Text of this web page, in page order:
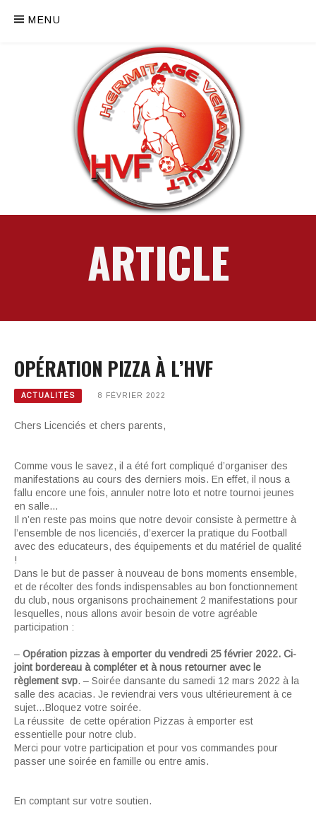
MENU
ARTICLE
OPÉRATION PIZZA À L’HVF
ACTUALITÉS 8 FÉVRIER 2022
Chers Licenciés et chers parents,
Comme vous le savez, il a été fort compliqué d’organiser des
manifestations au cours des derniers mois. En effet, il nous a
fallu encore une fois, annuler notre loto et notre tournoi jeunes
en salle…
Il n’en reste pas moins que notre devoir consiste à permettre à
l’ensemble de nos licenciés, d’exercer la pratique du Football
avec des educateurs, des équipements et du matériel de qualité
!
Dans le but de passer à nouveau de bons moments ensemble,
et de récolter des fonds indispensables au bon fonctionnement
du club, nous organisons prochainement 2 manifestations pour
lesquelles, nous allons avoir besoin de votre agréable
participation :
– Opération pizzas à emporter du vendredi 25 février 2022. Ci-
joint bordereau à compléter et à nous retourner avec le
règlement svp. – Soirée dansante du samedi 12 mars 2022 à la
salle des acacias. Je reviendrai vers vous ultérieurement à ce
sujet…Bloquez votre soirée.
La réussite de cette opération Pizzas à emporter est
essentielle pour notre club.
Merci pour votre participation et pour vos commandes pour
passer une soirée en famille ou entre amis.
En comptant sur votre soutien.